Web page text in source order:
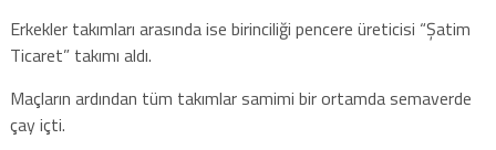
Erkekler takımları arasında ise birinciliği pencere üreticisi “Şatim
Ticaret” takımı aldı.
Maçların ardından tüm takımlar samimi bir ortamda semaverde
çay içti.